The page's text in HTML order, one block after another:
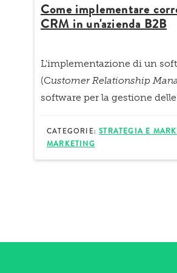
Come implementare
CRM in un'azienda B2B
L'implementazione di un
(Customer Relationship
software per la gestione
CATEGORIE:STRATEGIA E
MARKETING